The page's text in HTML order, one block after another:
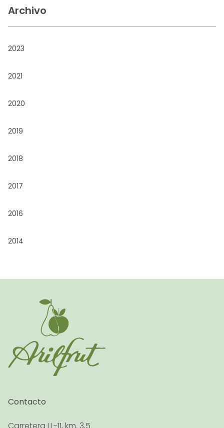
Archivo
2023
2021
2020
2019
2018
2017
2016
2014
Contacto